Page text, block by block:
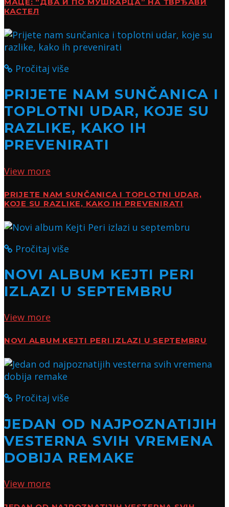
МАЦЕ: “ДВА И ПО МУШКАРЦА” НА ТВРЂАВИ
КАСТЕЛ
Pročitaj više
PRIJETE NAM SUNČANICA I
TOPLOTNI UDAR, KOJE SU
RAZLIKE, KAKO IH
PREVENIRATI
View more
PRIJETE NAM SUNČANICA I TOPLOTNI UDAR,
KOJE SU RAZLIKE, KAKO IH PREVENIRATI
Pročitaj više
NOVI ALBUM KEJTI PERI
IZLAZI U SEPTEMBRU
View more
NOVI ALBUM KEJTI PERI IZLAZI U SEPTEMBRU
Pročitaj više
JEDAN OD NAJPOZNATIJIH
VESTERNA SVIH VREMENA
DOBIJA REMAKE
View more